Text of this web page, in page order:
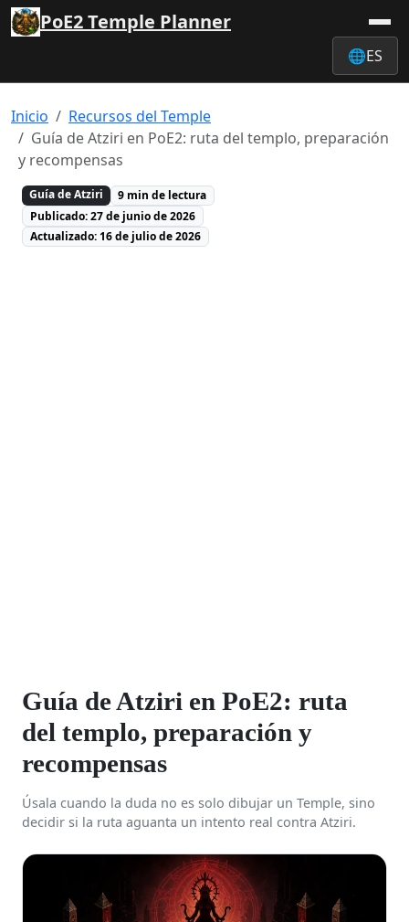
PoE2 Temple Planner
🌐ES
Inicio
Recursos del Temple
Guía de Atziri en PoE2: ruta del templo, preparación
y recompensas
Guía de Atziri
9 min de lectura
Publicado: 27 de junio de 2026
Actualizado: 16 de julio de 2026
Guía de Atziri en PoE2: ruta
del templo, preparación y
recompensas
Úsala cuando la duda no es solo dibujar un Temple, sino
decidir si la ruta aguanta un intento real contra Atziri.